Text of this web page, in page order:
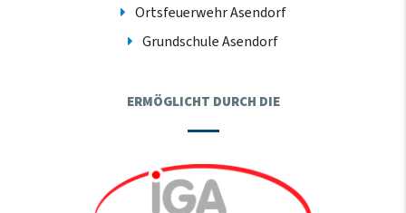
Ortsfeuerwehr Asendorf
Grundschule Asendorf
ERMÖGLICHT DURCH DIE